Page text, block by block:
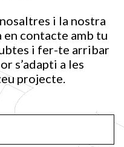
i la nostra
en contacte amb tu
i fer-te arribar
s’adapti a les
projecte.